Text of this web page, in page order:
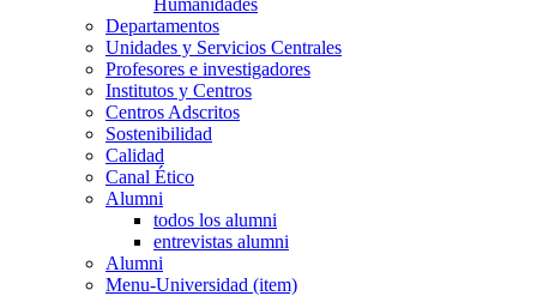
Humanidades
Departamentos
Unidades y Servicios Centrales
Profesores e investigadores
Institutos y Centros
Centros Adscritos
Sostenibilidad
Calidad
Canal Ético
Alumni
todos los alumni
entrevistas alumni
Alumni
Menu-Universidad (item)